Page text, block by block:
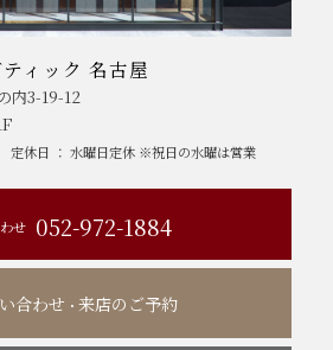
ィック 名古屋
内3-19-12
定休日 ： 水曜日定休 ※祝日の水曜は営業
せ 052-972-1884
合わせ ・来店のご予約